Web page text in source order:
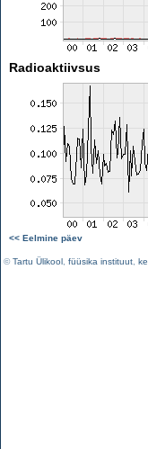
Radioaktiivsus
<< Eelmine päev
©Tartu Ülikool füüsika instituut